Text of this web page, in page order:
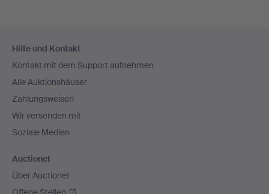
Navigation
Hilfe und Kontakt
Kontakt mit dem Support aufnehmen
Alle Auktionshäuser
Zahlungsweisen
Wir versenden mit
Soziale Medien
Auctionet
Über Auctionet